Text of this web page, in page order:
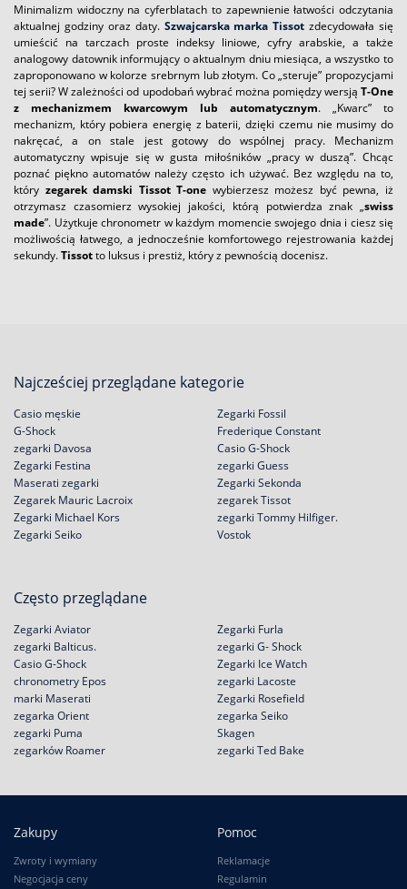
Minimalizm widoczny na cyferblatach to zapewnienie łatwości odczytania
aktualnej godziny oraz daty. Szwajcarska marka Tissot zdecydowała się
umieścić na tarczach proste indeksy liniowe, cyfry arabskie, a także
analogowy datownik informujący o aktualnym dniu miesiąca, a wszystko to
zaproponowano w kolorze srebrnym lub złotym. Co „steruje” propozycjami
tej serii? W zależności od upodobań wybrać można pomiędzy wersją T-One
z mechanizmem kwarcowym lub automatycznym. „Kwarc” to
mechanizm, który pobiera energię z baterii, dzięki czemu nie musimy do
nakręcać, a on stale jest gotowy do wspólnej pracy. Mechanizm
automatyczny wpisuje się w gusta miłośników „pracy w duszą”. Chcąc
poznać piękno automatów należy często ich używać. Bez względu na to,
który zegarek damski Tissot T-one wybierzesz możesz być pewna, iż
otrzymasz czasomierz wysokiej jakości, którą potwierdza znak „swiss
made”. Użytkuje chronometr w każdym momencie swojego dnia i ciesz się
możliwością łatwego, a jednocześnie komfortowego rejestrowania każdej
sekundy.Tissotto luksus i prestiż, który z pewnością docenisz.
Najcześciej przeglądane kategorie
Casio męskie
G-Shock
zegarki Davosa
Zegarki Festina
Zegarki Fossil
Frederique Constant
Casio G-Shock
zegarki Guess
Maserati zegarki
Zegarek Mauric Lacroix
Zegarki Michael Kors
Zegarki Seiko
Zegarki Sekonda
zegarek Tissot
zegarki Tommy Hilfiger.
Vostok
Często przeglądane
Zegarki Aviator
zegarki Balticus.
Casio G-Shock
chronometry Epos
Zegarki Furla
zegarki G- Shock
Zegarki Ice Watch
zegarki Lacoste
marki Maserati
zegarka Orient
zegarki Puma
zegarków Roamer
Zegarki Rosefield
zegarka Seiko
Skagen
zegarki Ted Bake
Zakupy
Zwroty i wymiany
Negocjacja ceny
Pomoc
Reklamacje
Regulamin